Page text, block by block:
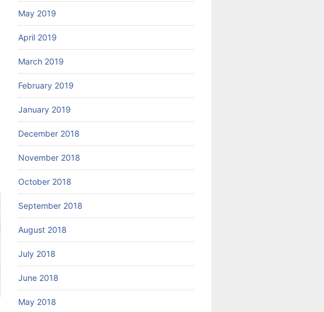
May 2019
April 2019
March 2019
February 2019
January 2019
December 2018
November 2018
October 2018
September 2018
August 2018
July 2018
June 2018
May 2018